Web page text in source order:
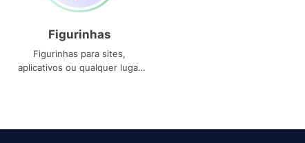
Figurinhas
Figurinhas para sites,
aplicativos ou qualquer lugar